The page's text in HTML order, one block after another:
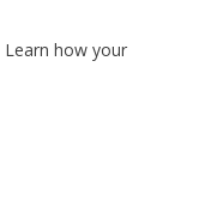
Learn how your